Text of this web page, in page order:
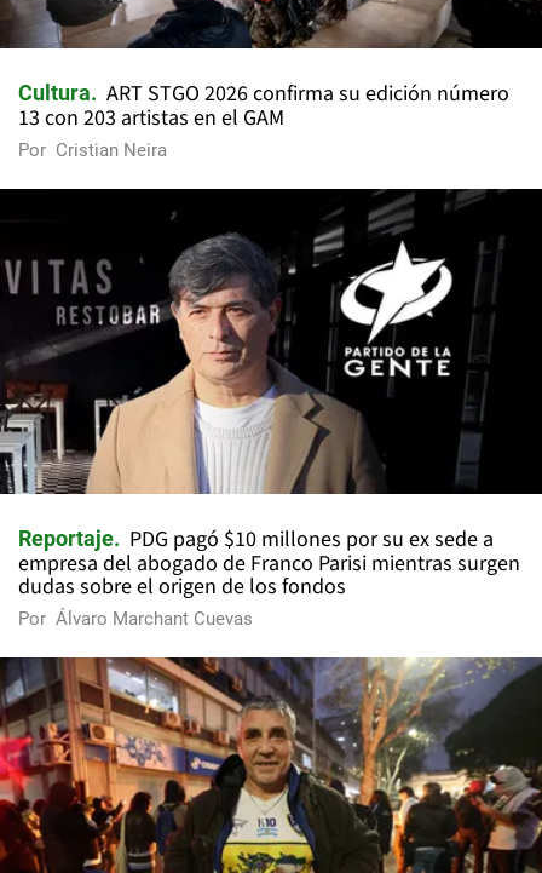
Cultura
ART STGO 2026 confirma su edición número
13 con 203 artistas en el GAM
Por Cristian Neira
Reportaje
PDG pagó $10 millones por su ex sede a
empresa del abogado de Franco Parisi mientras surgen
dudas sobre el origen de los fondos
Por Álvaro Marchant Cuevas